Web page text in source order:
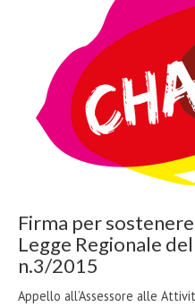
Firma per
Legge Regionale
n.3/2015
Appello all’Assessore alle